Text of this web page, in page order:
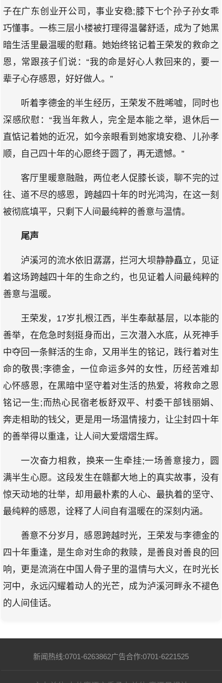
子在广东创业开公司，事业安稳;膝下七个孙子孙女乖
巧懂事。一栋三层小楼被打理得温馨舒适，成为了她黑
暗生活里最温暖的慰藉。她始终铭记着王荣发的救命之
恩，常跟孩子们说：“我的命是好心人救回来的，要一
辈子心存感恩，好好做人。”
听着李德金的半生经历，王荣发不胜唏嘘，同时也
深感欣慰：“我当年救人，完全是本能之举，退休后一
直惦记着她的近况，如今亲眼看到她家境安稳、儿孙孝
顺，自己四十年的心愿终于圆了，再无遗憾。”
客厅里暖意融融，两位老人促膝长谈，聊不完的过
往、道不尽的感恩，跨越四十年的时光鸿沟，在这一刻
被彻底填平，只剩下人间最纯粹的善意与温情。
尾声
泸溪河的流水依旧潺潺，拦河大坝静静矗立，见证
着这场跨越四十年的生命之约，也见证着人间最纯粹的
善意与温暖。
王荣发，17岁扎根江西，半生奉献基层，以本能的
善举，在危急时刻挺身而出，三次潜入水底，从死神手
中夺回一条鲜活的生命，又用半生的铭记，践行着对生
命的敬畏;李德金，一位命运多舛的女性，历经苦难却
心怀感恩，在黑暗中坚守着对生活的热爱，将救命之恩
铭记一生;而热心民宿老板舒双平、村委干部钱丽娟、
奔走相助的钱父，更是用一场温情接力，让尘封四十年
的善举得以重逢，让人间大爱熠熠生辉。
一次奋力相救，换来一生牵挂;一场善意接力，圆
满半生心愿。这段发生在赣鄱大地上的真实故事，没有
惊天动地的壮举，却用最朴素的人心、最执着的坚守、
最纯粹的感恩，诠释了人间自有温暖在的深刻内涵。
善意不分岁月，感恩跨越时光，王荣发与李德金的
四十年重逢，是生命对生命的救赎，是善良对善良的回
响，更是流淌在中国人骨子里的温情与大义，在时光长
河中，永远闪耀着动人的光芒，成为泸溪河畔永不褪色
的人间佳话。
新闻热线:0701-6263862广告合作:0701-6221525